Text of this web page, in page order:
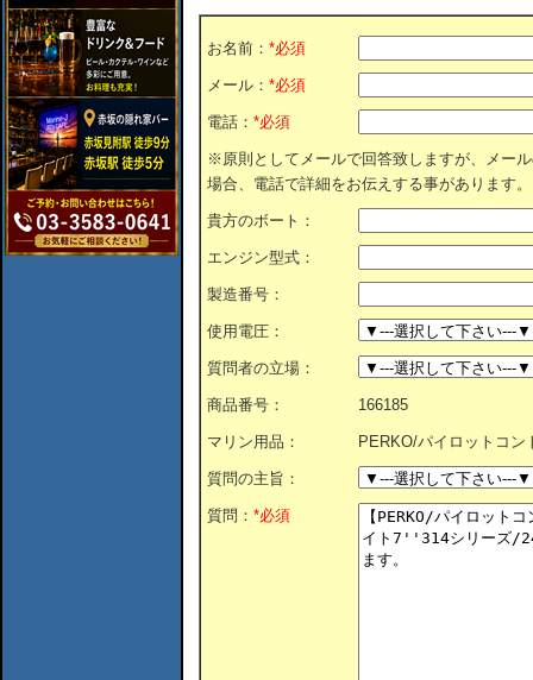
お名前： *必須
メール： *必須
電話： *必須
※原則としてメールで回答致しますが、メー
場合、電話で詳細をお伝えする事があります。
貴方のボート：
エンジン型式：
製造番号：
使用電圧：
質問者の立場：
商品番号： 166185
マリン用品： PERKO/パイロットコン
質問の主旨：
質問： *必須